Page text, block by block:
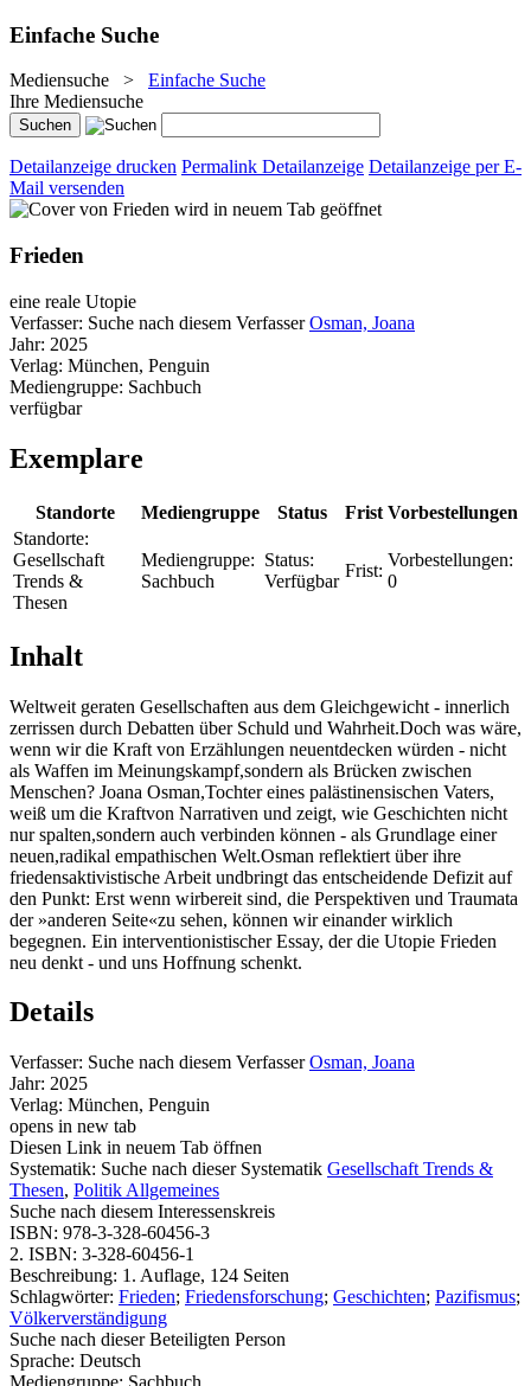
Einfache Suche
Mediensuche > Einfache Suche
Ihre Mediensuche
Detailanzeige drucken Permalink Detailanzeige Detailanzeige per E-
Mail versenden
wird in neuem Tab geöffnet
Frieden
eine reale Utopie
Verfasser: Suche nach diesem Verfasser Osman, Joana
Jahr: 2025
Verlag: München, Penguin
Mediengruppe: Sachbuch
verfügbar
Exemplare
Standorte Mediengruppe Status Frist Vorbestellungen
Standorte:
Gesellschaft
Trends &
Thesen
Mediengruppe:
Sachbuch
Status:
Verfügbar
Frist:
Vorbestellungen:
0
Inhalt
Weltweit geraten Gesellschaften aus dem Gleichgewicht - innerlich
zerrissen durch Debatten über Schuld und Wahrheit.Doch was wäre,
wenn wir die Kraft von Erzählungen neuentdecken würden - nicht
als Waffen im Meinungskampf,sondern als Brücken zwischen
Menschen? Joana Osman,Tochter eines palästinensischen Vaters,
weiß um die Kraftvon Narrativen und zeigt, wie Geschichten nicht
nur spalten,sondern auch verbinden können - als Grundlage einer
neuen,radikal empathischen Welt.Osman reflektiert über ihre
friedensaktivistische Arbeit undbringt das entscheidende Defizit auf
den Punkt: Erst wenn wirbereit sind, die Perspektiven und Traumata
der »anderen Seite«zu sehen, können wir einander wirklich
begegnen. Ein interventionistischer Essay, der die Utopie Frieden
neu denkt - und uns Hoffnung schenkt.
Details
Verfasser: Suche nach diesem Verfasser Osman, Joana
Jahr: 2025
Verlag: München, Penguin
opens in new tab
Diesen Link in neuem Tab öffnen
Systematik: Suche nach dieser Systematik Gesellschaft Trends &
Thesen, Politik Allgemeines
Suche nach diesem Interessenskreis
ISBN: 978-3-328-60456-3
2. ISBN: 3-328-60456-1
Beschreibung: 1. Auflage, 124 Seiten
Schlagwörter: Frieden; Friedensforschung; Geschichten; Pazifismus;
Völkerverständigung
Suche nach dieser Beteiligten Person
Sprache: Deutsch